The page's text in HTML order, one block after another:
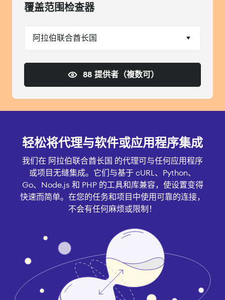
覆盖范围检查器
阿拉伯联合酋长国
88 提供者（複数可）
轻松将代理与软件或应用程序集成
我们在 阿拉伯联合酋长国 的代理可与任何应用程序
或项目无缝集成。它们与基于 cURL、Python、
Go、Node.js 和 PHP 的工具和库兼容，使设置变得
快速而简单。在您的任务和项目中使用可靠的连接，
不会有任何麻烦或限制！